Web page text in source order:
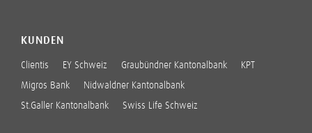
KUNDEN
Clientis EY Schweiz Graubündner Kantonalbank KPT
Migros Bank Nidwaldner Kantonalbank
St.Galler Kantonalbank Swiss Life Schweiz